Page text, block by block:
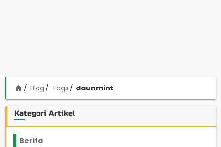
home Blog Tags daunmint
Kategori Artikel
Berita